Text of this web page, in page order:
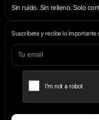
Sin ruido. Sin relleno. Solo
Suscríbete y recibe lo importante